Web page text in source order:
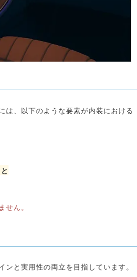
は、以下のような要素が内装における
ん。
と実用性の両立を目指しています。